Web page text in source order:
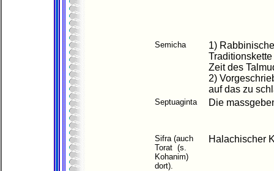
Semicha
1)
Zeit des
2)
auf das zu
Septuaginta Die
Sifra (auch
Torat (s.
Kohanim)
dort).
Halachischer